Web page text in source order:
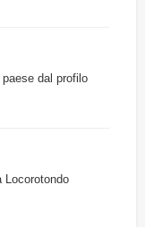
dal profilo
Locorotondo